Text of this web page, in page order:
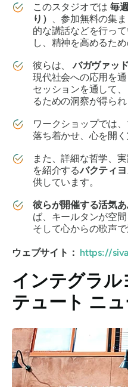
このスタジオでは 毎
り）
、参加無料の集
的な講話などを行っ
し、精神を高めるた
彼らは、バガヴァッ
現代社会への応用を
セッションを通して
るための洞察が得られ
ワークショップでは
落ち着かせ、心を開く
また、詳細な哲学、
を紹介するバクティ
供しています。
彼らが開催する活気
ば、キールタンが空
そして心からの歌声
ウェブサイト： https://
インテグラル
テュート ニ